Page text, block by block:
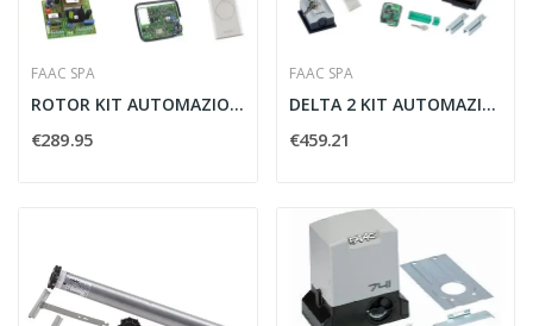
FAAC SPA
ROTOR KIT AUTOMAZIONE SERRANDE PERFECT- FAAC...
€289.95
FAAC SPA
DELTA 2 KIT AUTOMAZIONE ELETTROMECCANICA 230V...
€459.21